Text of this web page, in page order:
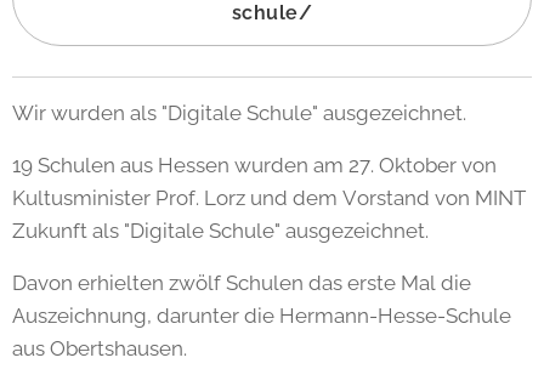
schule/
Wir wurden als "Digitale Schule" ausgezeichnet.
19 Schulen aus Hessen wurden am 27. Oktober von
Kultusminister Prof. Lorz und dem Vorstand von MINT
Zukunft als "Digitale Schule" ausgezeichnet.
Davon erhielten zwölf Schulen das erste Mal die
Auszeichnung, darunter die Hermann-Hesse-Schule
aus Obertshausen.